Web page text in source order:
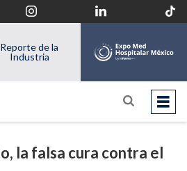
Reporte de la
Industria
la falsa cura contra el